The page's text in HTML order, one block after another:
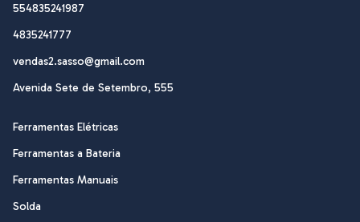
554835241987
4835241777
vendas2.sasso@gmail.com
Avenida Sete de Setembro, 555
Ferramentas Elétricas
Ferramentas a Bateria
Ferramentas Manuais
Solda